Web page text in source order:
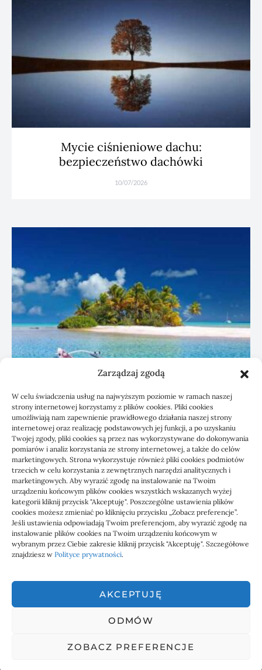
Zarządzaj zgodą
W celu świadczenia usług na najwyższym poziomie w ramach naszej
strony internetowej korzystamy z plików cookies. Pliki cookies
umożliwiają nam zapewnienie prawidłowego działania naszej strony
internetowej oraz realizację podstawowych jej funkcji, a po uzyskaniu
Twojej zgody, pliki cookies są przez nas wykorzystywane do dokonywania
pomiarów i analiz korzystania ze strony internetowej, a także do celów
marketingowych. Strona wykorzystuje również pliki cookies podmiotów
trzecich w celu korzystania z zewnętrznych narzędzi analitycznych i
marketingowych. Aby wyrazić zgodę na instalowanie na Twoim
urządzeniu końcowym plików cookies wszystkich wskazanych wyżej
kategorii kliknij przycisk "Akceptuję". Poszczególne ustawienia plików
cookies możesz zmieniać po kliknięciu przycisku „Zobacz preferencje”.
Jeśli ustawienia odpowiadają Twoim preferencjom, aby wyrazić zgodę na
instalowanie plików cookies na Twoim urządzeniu końcowym w
wybranym przez Ciebie zakresie kliknij przycisk "Akceptuję". Szczegółowe
znajdziesz w Polityce prywatności.
AKCEPTUJĘ
ODMÓW
ZOBACZ PREFERENCJE
Mycie ciśnieniowe dachu:
bezpieczeństwo dachówki
10/07/2026
Czyszczenie paneli PV a wydajność
instalacji
10/07/2026